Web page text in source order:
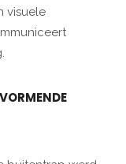
visuele